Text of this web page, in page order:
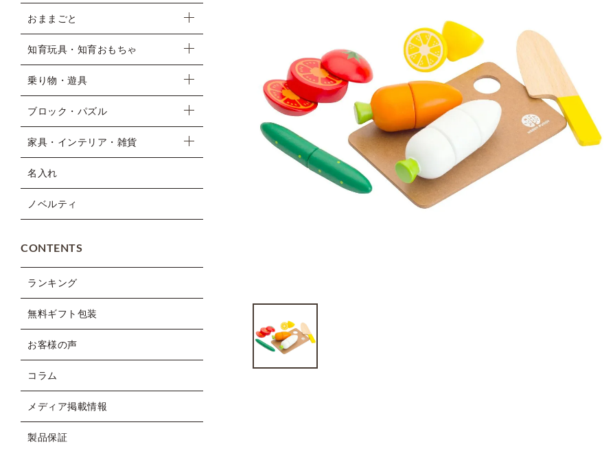
おままごと
知育玩具・知育おもちゃ
乗り物・遊具
ブロック・パズル
家具・インテリア・雑貨
名入れ
ノベルティ
CONTENTS
ランキング
無料ギフト包装
お客様の声
コラム
メディア掲載情報
製品保証